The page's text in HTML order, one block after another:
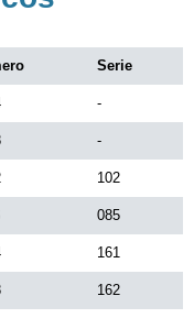
Serie
-
-
102
085
161
162